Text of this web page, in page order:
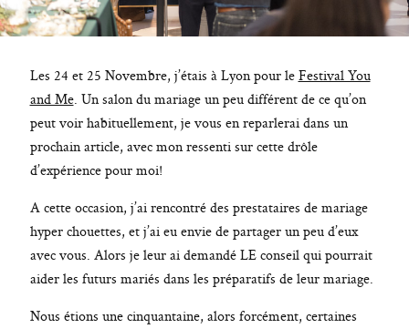
Les 24 et 25 Novembre, j’étais à Lyon pour leFestival You
and Me. Un salon du mariage un peu différent de ce qu’on
peut voir habituellement, je vous en reparlerai dans un
prochain article, avec mon ressenti sur cette drôle
d’expérience pour moi!
A cette occasion, j’ai rencontré des prestataires de mariage
hyper chouettes, et j’ai eu envie de partager un peu d’eux
avec vous. Alors je leur ai demandé LE conseil qui pourrait
aider les futurs mariés dans les préparatifs de leur mariage.
Nous étions une cinquantaine, alors forcément, certaines
AGATHE F. PHOTOGRAPHIE